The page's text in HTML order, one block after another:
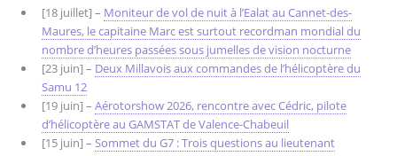
[18 juillet] – Moniteur de vol de nuit à l’Ealat au Cannet-des-
Maures, le capitaine Marc est surtout recordman mondial du
nombre d’heures passées sous jumelles de vision nocturne
[23 juin] – Deux Millavois aux commandes de l’hélicoptère du
Samu 12
[19 juin] – Aérotorshow 2026, rencontre avec Cédric, pilote
d’hélicoptère au GAMSTAT de Valence-Chabeuil
[15 juin] – Sommet du G7 : Trois questions au lieutenant